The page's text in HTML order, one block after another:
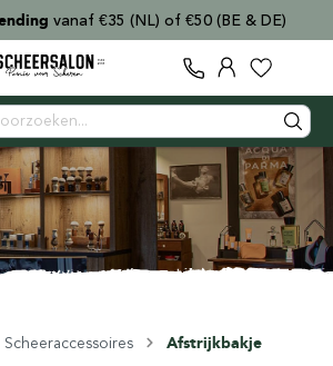
vanaf €35 (NL) of €50 (BE & DE)
Scheeraccessoires Afstrijkbakje